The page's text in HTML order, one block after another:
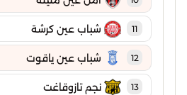
11 شباب عين كرشة
12 شباب عين ياقوت
13 نجم تازوقاغت